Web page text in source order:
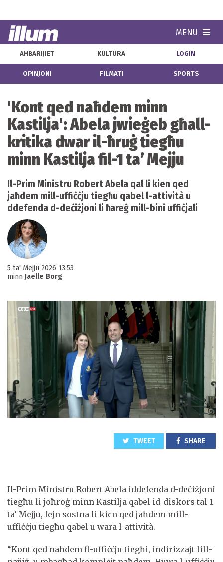
MENU
AĦBARIJIET KULTURA LOGIN
OPINJONI FILMATI SPORTS
'Kont qed naħdem minn
Kastilja': Abela jwieġeb għall-
kritika dwar il-ħruġ tiegħu
minn Kastilja fil-1 ta’ Mejju
Il-Prim Ministru Robert Abela qal li kien qed
jaħdem mill-uffiċċju tiegħu qabel l-attività u
ddefenda d-deċiżjoni li ħareġ mill-bini uffiċjali
5 ta' Mejju 2026 13:53
minn Jaelle Borg
TWEET SHARE
Il-Prim Ministru Robert Abela iddefenda d-deċiżjoni
tiegħu li joħroġ minn Kastilja qabel id-diskors tal-1
ta’ Mejju, fejn sostna li kien qed jaħdem mill-
uffiċċju tiegħu qabel u wara l-attività.
“Kont qed naħdem fl-uffiċċju tiegħi, indirizzajt lill-